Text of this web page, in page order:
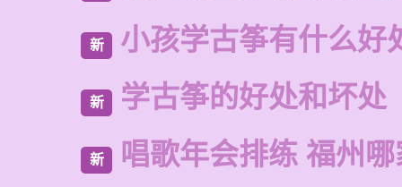
新 小孩学古筝有什么好
新 学古筝的好处和坏处
新 唱歌年会排练 福州